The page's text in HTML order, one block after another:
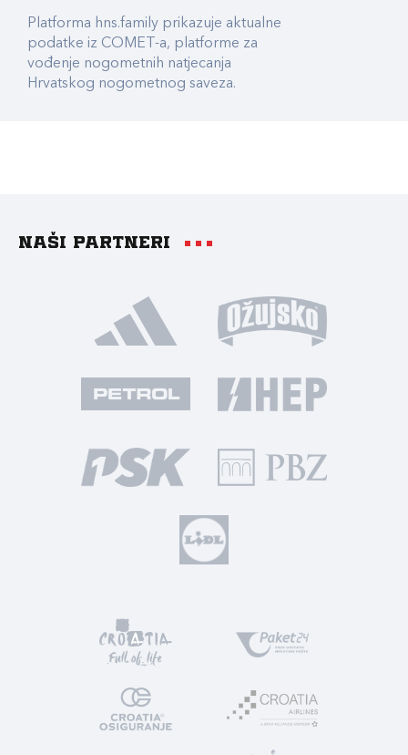
Platforma hns.family prikazuje aktualne
podatke iz COMET-a, platforme za
vođenje nogometnih natjecanja
Hrvatskog nogometnog saveza.
Naši partneri